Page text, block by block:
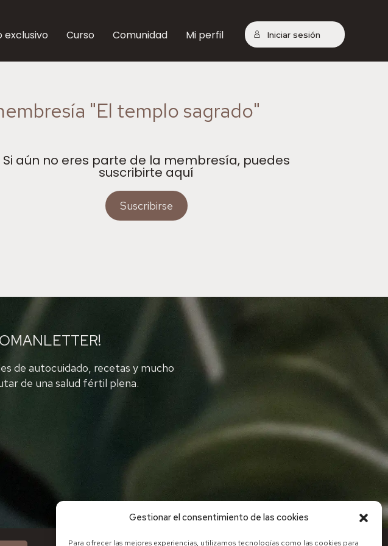
Gestionar el consentimiento de las cookies
Para ofrecer las mejores experiencias, utilizamos tecnologías como las cookies para
exclusivo Curso Comunidad Mi perfil Iniciar sesión
"El templo sagrado"
Si aún no eres parte de la membresía, puedes
suscribirte aquí
Suscribirse
de autocuidado, recetas y mucho
de una salud fértil plena.